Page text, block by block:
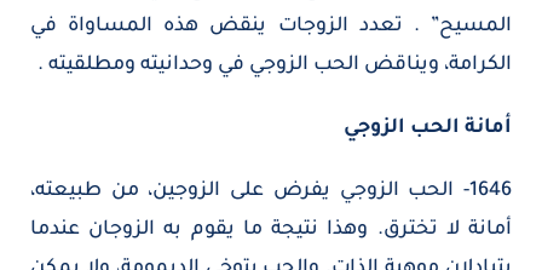
المسيح” . تعدد الزوجات ينقض هذه المساواة في
الكرامة، ويناقض الحب الزوجي في وحدانيته ومطلقيته .
أمانة الحب الزوجي
1646- الحب الزوجي يفرض على الزوجين، من طبيعته،
أمانة لا تخترق. وهذا نتيجة ما يقوم به الزوجان عندما